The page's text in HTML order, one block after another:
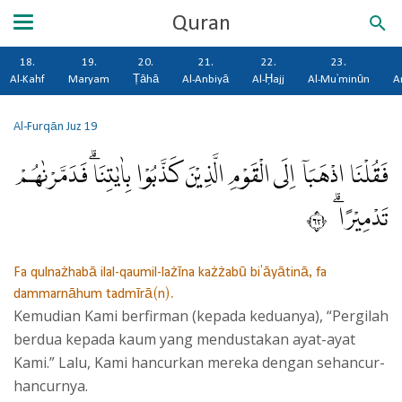
Quran
18.
Al-Kahf
19.
Maryam
20.
Ṭāhā
21.
Al-Anbiyā
22.
Al-Ḥajj
23.
Al-Mu'minūn
Al-FurqānJuz 19
فَقُلْنَا اذْهَبَآ اِلَى الْقَوْمِ الَّذِيْنَ كَذَّبُوْا بِاٰيٰتِنَاۗ فَدَمَّرْنٰهُمْ
تَدْمِيْرًا ۗ ٣٦
Fa qulnażhabā ilal-qaumil-lażīna każżabū bi'āyātinā, fa
dammarnāhum tadmīrā(n).
Kemudian Kami berfirman (kepada keduanya), “Pergilah
berdua kepada kaum yang mendustakan ayat-ayat
Kami.” Lalu, Kami hancurkan mereka dengan sehancur-
hancurnya.